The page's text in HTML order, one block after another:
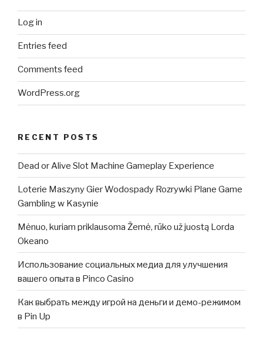
Log in
Entries feed
Comments feed
WordPress.org
RECENT POSTS
Dead or Alive Slot Machine Gameplay Experience
Loterie Maszyny Gier Wodospady Rozrywki Plane Game
Gambling w Kasynie
Mėnuo, kuriam priklausoma Žemė, rūko už juostą Lorda
Okeano
Использование социальных медиа для улучшения
вашего опыта в Pinco Casino
Как выбрать между игрой на деньги и демо-режимом
в Pin Up